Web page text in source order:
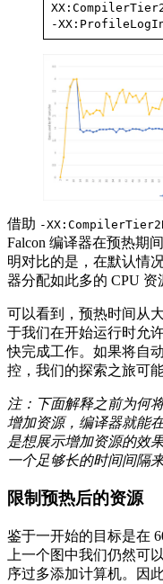
-
借助 -
Falcon 编译器在预热期
明对比的是，在默认情
器分配如此多的 CPU 资
可以看到，预热时间从
于我们在开始运行时允
快完成工作。如果将自
控，我们的探索之旅可
注：下面解释之前为何
增加资源，编译器就能
是想展示增加资源的效
一个足够长的时间间隔
限制预热后的资源
鉴于一开始的目标是在
上一个图中我们仍然可
序过多添加计算机。因